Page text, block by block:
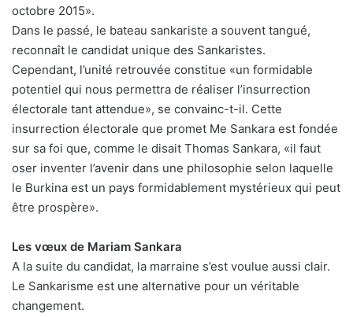
octobre 2015».
Dans le passé, le bateau sankariste a souvent tangué,
reconnaît le candidat unique des Sankaristes.
Cependant, l’unité retrouvée constitue «un formidable
potentiel qui nous permettra de réaliser l’insurrection
électorale tant attendue», se convainc-t-il. Cette
insurrection électorale que promet Me Sankara est fondée
sur sa foi que, comme le disait Thomas Sankara, «il faut
oser inventer l’avenir dans une philosophie selon laquelle
le Burkina est un pays formidablement mystérieux qui peut
être prospère».
Les vœux de Mariam Sankara
A la suite du candidat, la marraine s’est voulue aussi clair.
Le Sankarisme est une alternative pour un véritable
changement.